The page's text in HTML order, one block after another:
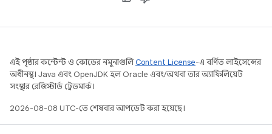
এই পৃষ্ঠার কন্টেন্ট ও কোডের নমুনাগুলিContent License-এ বর্ণিত লাইসেন্সের
অধীনস্থ। Java এবং OpenJDK হল Oracle এবং/অথবা তার অ্যাফিলিয়েট
সংস্থার রেজিস্টার্ড ট্রেডমার্ক।
2026-08-08 UTC-তে শেষবার আপডেট করা হয়েছে।